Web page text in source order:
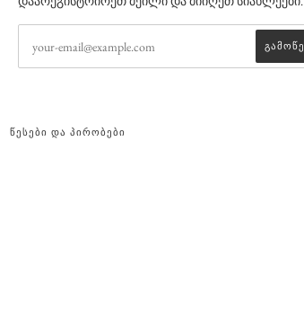
ᲬᲔᲡᲔᲑᲘ ᲓᲐ ᲞᲘᲠᲝᲑᲔᲑᲘ